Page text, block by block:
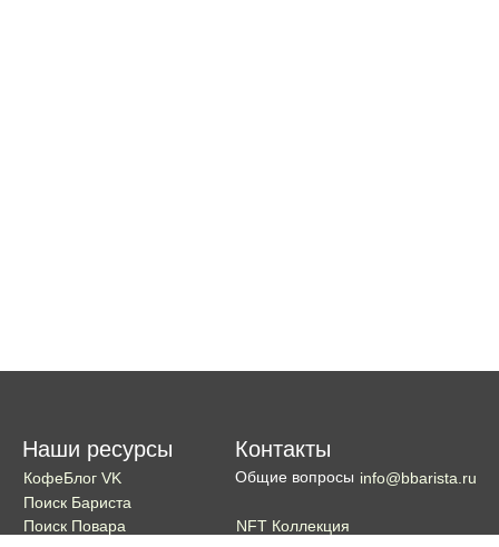
Наши ресурсы
КофеБлог VK
Поиск Бариста
Поиск Повара
Контакты
Общие вопросы info@bbarista.ru
NFT Коллекция